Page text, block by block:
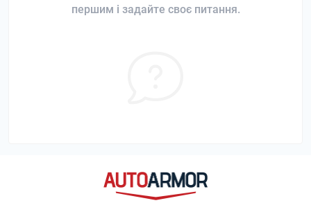
першим і задайте своє питання.